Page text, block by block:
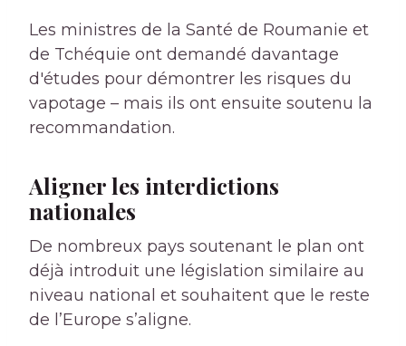
Les ministres de la Santé de Roumanie et
de Tchéquie ont demandé davantage
d'études pour démontrer les risques du
vapotage – mais ils ont ensuite soutenu la
recommandation.
Aligner les interdictions
nationales
De nombreux pays soutenant le plan ont
déjà introduit une législation similaire au
niveau national et souhaitent que le reste
de l’Europe s’aligne.